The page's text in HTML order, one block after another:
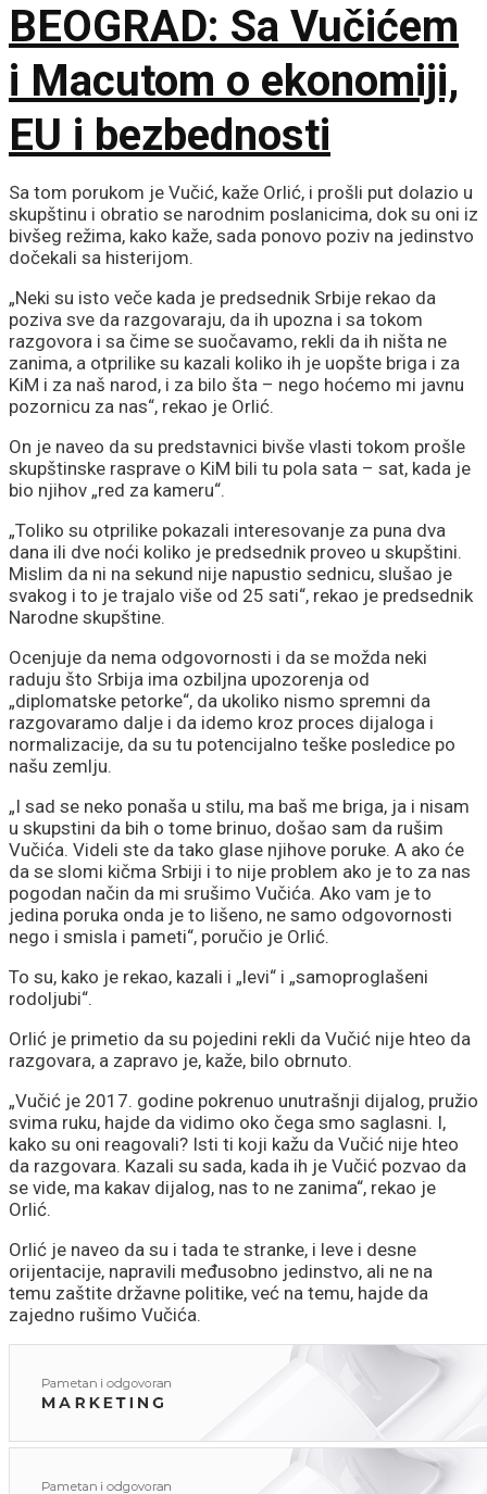
BEOGRAD: Sa Vučićem
i Macutom o ekonomiji,
EU i bezbednosti
Sa tom porukom je Vučić, kaže Orlić, i prošli put dolazio u
skupštinu i obratio se narodnim poslanicima, dok su oni iz
bivšeg režima, kako kaže, sada ponovo poziv na jedinstvo
dočekali sa histerijom.
„Neki su isto veče kada je predsednik Srbije rekao da
poziva sve da razgovaraju, da ih upozna i sa tokom
razgovora i sa čime se suočavamo, rekli da ih ništa ne
zanima, a otprilike su kazali koliko ih je uopšte briga i za
KiM i za naš narod, i za bilo šta – nego hoćemo mi javnu
pozornicu za nas“, rekao je Orlić.
On je naveo da su predstavnici bivše vlasti tokom prošle
skupštinske rasprave o KiM bili tu pola sata – sat, kada je
bio njihov „red za kameru“.
„Toliko su otprilike pokazali interesovanje za puna dva
dana ili dve noći koliko je predsednik proveo u skupštini.
Mislim da ni na sekund nije napustio sednicu, slušao je
svakog i to je trajalo više od 25 sati“, rekao je predsednik
Narodne skupštine.
Ocenjuje da nema odgovornosti i da se možda neki
raduju što Srbija ima ozbiljna upozorenja od
„diplomatske petorke“, da ukoliko nismo spremni da
razgovaramo dalje i da idemo kroz proces dijaloga i
normalizacije, da su tu potencijalno teške posledice po
našu zemlju.
„I sad se neko ponaša u stilu, ma baš me briga, ja i nisam
u skupstini da bih o tome brinuo, došao sam da rušim
Vučića. Videli ste da tako glase njihove poruke. A ako će
da se slomi kičma Srbiji i to nije problem ako je to za nas
pogodan način da mi srušimo Vučića. Ako vam je to
jedina poruka onda je to lišeno, ne samo odgovornosti
nego i smisla i pameti“, poručio je Orlić.
To su, kako je rekao, kazali i „levi“ i „samoproglašeni
rodoljubi“.
Orlić je primetio da su pojedini rekli da Vučić nije hteo da
razgovara, a zapravo je, kaže, bilo obrnuto.
„Vučić je 2017. godine pokrenuo unutrašnji dijalog, pružio
svima ruku, hajde da vidimo oko čega smo saglasni. I,
kako su oni reagovali? Isti ti koji kažu da Vučić nije hteo
da razgovara. Kazali su sada, kada ih je Vučić pozvao da
se vide, ma kakav dijalog, nas to ne zanima“, rekao je
Orlić.
Orlić je naveo da su i tada te stranke, i leve i desne
orijentacije, napravili međusobno jedinstvo, ali ne na
temu zaštite državne politike, već na temu, hajde da
zajedno rušimo Vučića.